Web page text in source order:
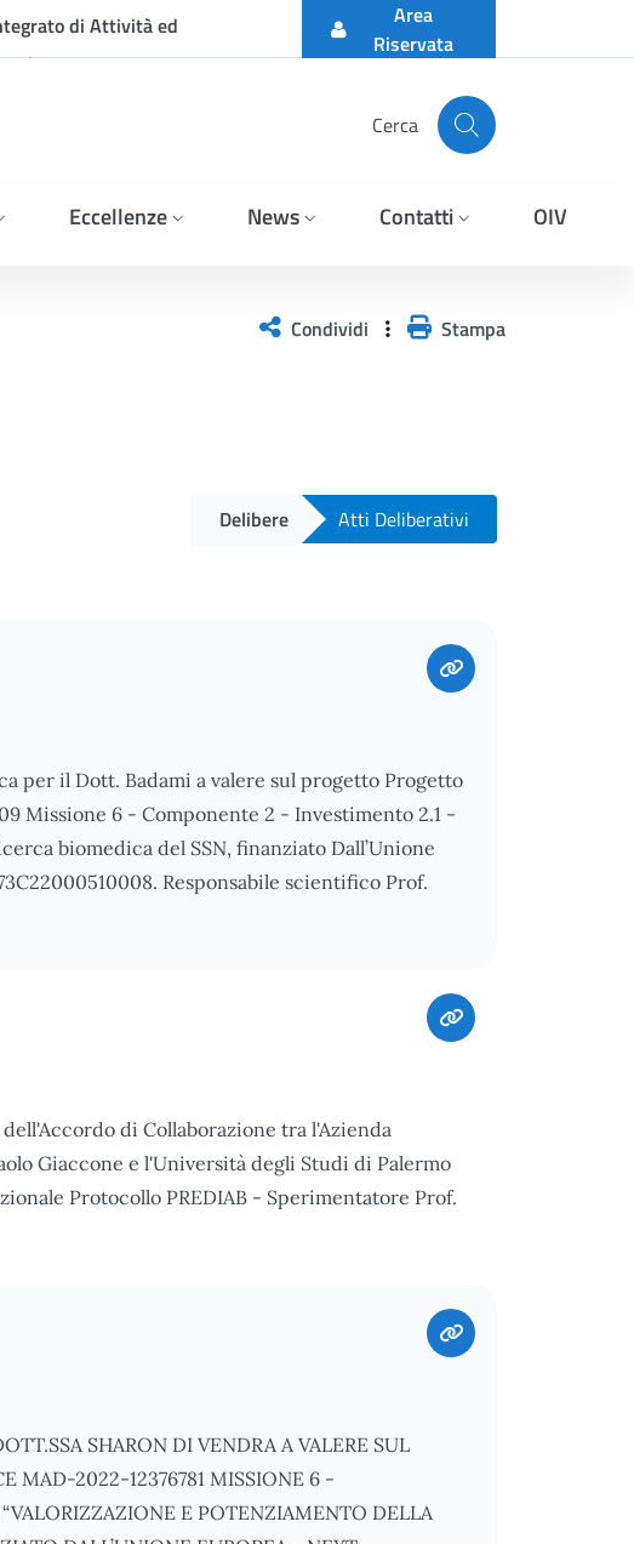
di Attività ed
Area
Riservata
Cerca
Eccellenze News Contatti OIV
Condividi Stampa
Delibere Atti Deliberativi
per il Dott. Badami a valere sul progetto Progetto
Missione 6 - Componente 2 - Investimento 2.1 -
biomedica del SSN, finanziato Dall’Unione
Responsabile scientifico Prof.
di Collaborazione tra l'Azienda
Giaccone e l'Università degli Studi di Palermo
Protocollo PREDIAB - Sperimentatore Prof.
SHARON DI VENDRA A VALERE SUL
MAD-2022-12376781 MISSIONE 6 -
E POTENZIAMENTO DELLA